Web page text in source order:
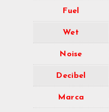
Fuel
Wet
Noise
Decibel
Marca